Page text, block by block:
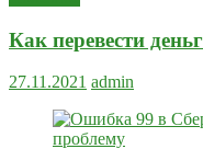
Как перевести
27.11.2021 admin